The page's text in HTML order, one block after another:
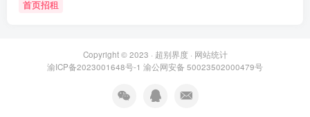
首页招租
Copyright © 2023 · 超别界度· 网站统计
渝ICP备2023001648号-1 渝公网安备 50023502000479号